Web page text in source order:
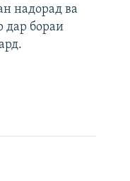
надорад ва
дар бораи